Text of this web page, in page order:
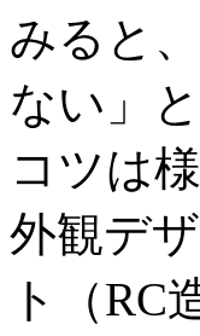
みると
ない」
コツは
外観デ
ト（RC